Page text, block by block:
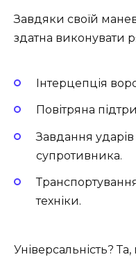
Завдяки своїй
здатна виконувати
Інтерцепція
Повітряна
Завдання ударів
супротивника.
техніки.
Універсальність?